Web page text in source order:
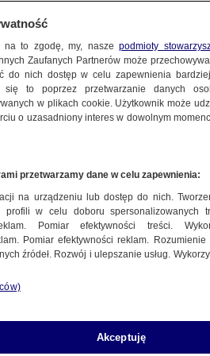
na to zgodę, my, naszepodmioty
Zaufanych Partnerów może
do nich dostęp w celu zapewnienia
się to poprzez przetwarzanie danych
w plikach cookie. Użytkownik może
o uzasadniony interes w dowolnym
przetwarzamy dane w celu zapewnienia:
na urządzeniu lub dostęp do nich.
profili w celu doboru spersonalizowanych
Pomiar efektywności treści.
Pomiar efektywności reklam.
źródeł. Rozwój i ulepszanie usług.
Akceptuję